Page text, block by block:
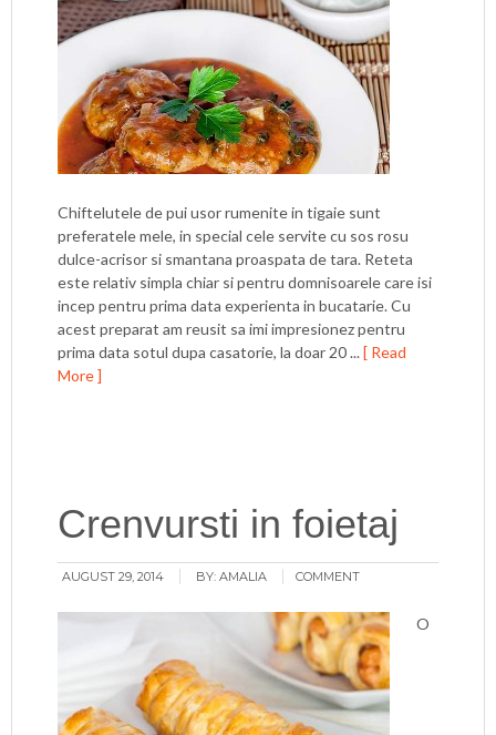
Chiftelutele de pui usor rumenite in tigaie sunt
preferatele mele, in special cele servite cu sos rosu
dulce-acrisor si smantana proaspata de tara. Reteta
este relativ simpla chiar si pentru domnisoarele care isi
incep pentru prima data experienta in bucatarie. Cu
acest preparat am reusit sa imi impresionez pentru
prima data sotul dupa casatorie, la doar 20 ...[ Read
More ]
Crenvursti in foietaj
AUGUST 29, 2014 BY:AMALIA COMMENT
O